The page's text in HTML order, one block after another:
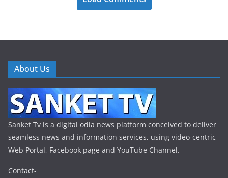
About Us
Sanket Tv is a digital odia news platform conceived to deliver
seamless news and information services, using video-centric
Web Portal, Facebook page and YouTube Channel.
Contact-